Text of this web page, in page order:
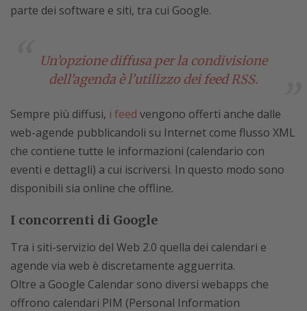
parte dei software e siti, tra cui Google.
Un’opzione diffusa per la condivisione
dell’agenda è l’utilizzo dei feed RSS.
Sempre più diffusi, i feed vengono offerti anche dalle
web-agende pubblicandoli su Internet come flusso XML
che contiene tutte le informazioni (calendario con
eventi e dettagli) a cui iscriversi. In questo modo sono
disponibili sia online che offline.
I concorrenti di Google
Tra i siti-servizio del Web 2.0 quella dei calendari e
agende via web è discretamente agguerrita.
Oltre a Google Calendar sono diversi webapps che
offrono calendari PIM (Personal Information